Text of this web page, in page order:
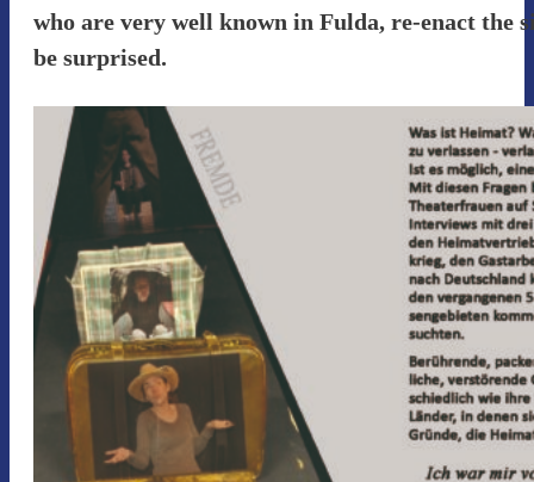
who are very well known in Fulda, re-enact the
be surprised.